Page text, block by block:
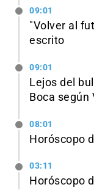
09:01
"Volver al
escrito
09:01
Lejos del
Boca según
08:01
Horóscopo
03:11
Horóscopo